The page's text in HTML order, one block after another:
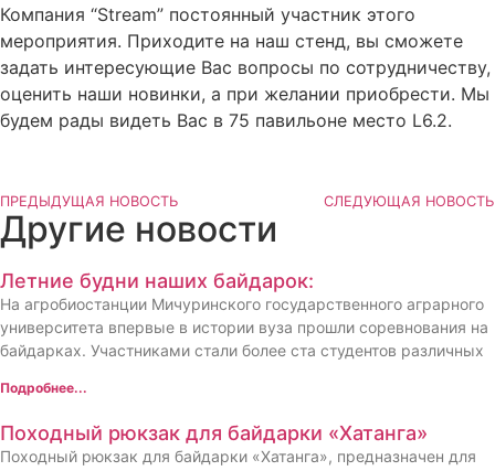
Компания “Stream” постоянный участник этого
мероприятия. Приходите на наш стенд, вы сможете
задать интересующие Вас вопросы по сотрудничеству,
оценить наши новинки, а при желании приобрести. Мы
будем рады видеть Вас в 75 павильоне место L6.2.
ПРЕДЫДУЩАЯ НОВОСТЬ СЛЕДУЮЩАЯ НОВОСТЬ
Другие новости
Летние будни наших байдарок:
На агробиостанции Мичуринского государственного аграрного
университета впервые в истории вуза прошли соревнования на
байдарках. Участниками стали более ста студентов различных
Подробнее...
Походный рюкзак для байдарки «Хатанга»
Походный рюкзак для байдарки «Хатанга», предназначен для